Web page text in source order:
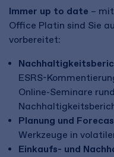
Immer up to date –
Office Platin sind Sie
vorbereitet:
ESRS-
Online-Seminare
Planung und
Werkzeuge in
Einkaufs- und